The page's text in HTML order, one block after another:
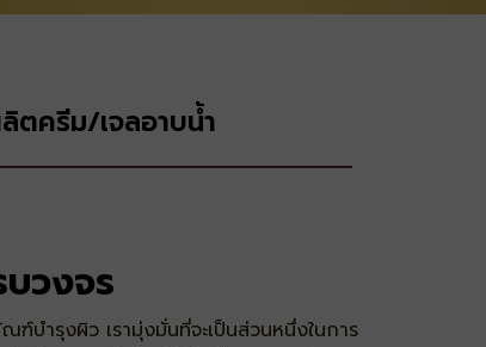
ตครีม/เจลอาบน้ำ
วงจร
บำรุงผิว เรามุ่งมั่นที่จะเป็นส่วนหนึ่งในการ